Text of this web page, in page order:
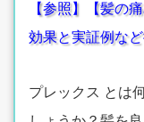
【参照】【髪の
効果と実証例な
プレックス とは